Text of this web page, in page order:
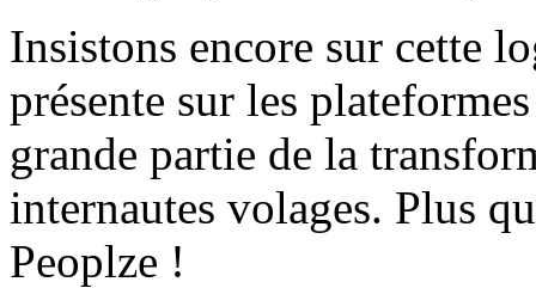
Insistons encore sur cette
présente sur les
grande partie de la
internautes volages. Plus
Peoplze !